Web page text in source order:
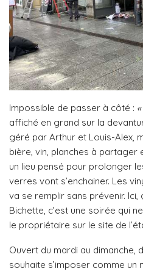
Impossible de passer à côté :
affiché en grand sur la
géré par Arthur et Louis-Alex,
bière, vin, planches à partager
un lieu pensé pour prolonger
verres vont s’enchainer. Les
va se remplir sans prévenir.
Bichette, c’est une soirée qui
le propriétaire sur le site de
Ouvert du mardi au dimanche,
souhaite s’imposer comme un